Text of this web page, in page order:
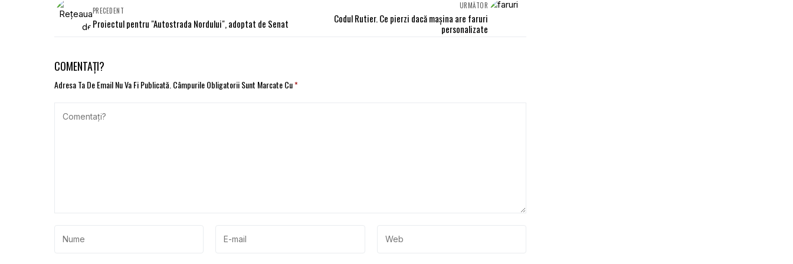
PRECEDENT
Proiectul pentru "Autostrada Nordului", adoptat de Senat
URMĂTOR
Codul Rutier. Ce pierzi dacă maşina are faruri
personalizate
COMENTAȚI?
Adresa Ta De Email Nu Va Fi Publicată. Câmpurile Obligatorii Sunt Marcate Cu*